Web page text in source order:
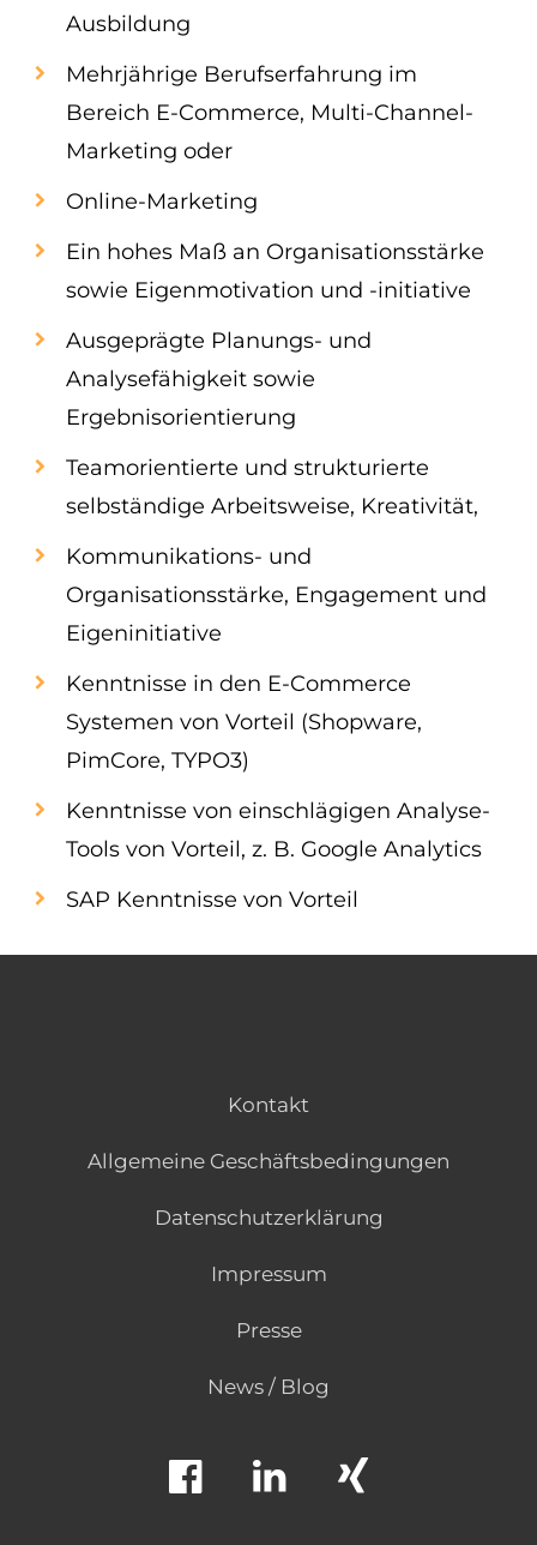
Ausbildung
Mehrjährige Berufserfahrung im
Bereich E-Commerce, Multi-Channel-
Marketing oder
Online-Marketing
Ein hohes Maß an Organisationsstärke
sowie Eigenmotivation und -initiative
Ausgeprägte Planungs- und
Analysefähigkeit sowie
Ergebnisorientierung
Teamorientierte und strukturierte
selbständige Arbeitsweise, Kreativität,
Kommunikations- und
Organisationsstärke, Engagement und
Eigeninitiative
Kenntnisse in den E-Commerce
Systemen von Vorteil (Shopware,
PimCore, TYPO3)
Kenntnisse von einschlägigen Analyse-
Tools von Vorteil, z. B. Google Analytics
SAP Kenntnisse von Vorteil
Kontakt
Allgemeine Geschäftsbedingungen
Datenschutzerklärung
Impressum
Presse
News / Blog